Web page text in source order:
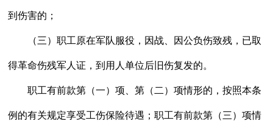
到伤害的；
（三）职工原在军队服役，因战、因公负伤致残，已取
得革命伤残军人证，到用人单位后旧伤复发的。
职工有前款第（一）项、第（二）项情形的，按照本条
例的有关规定享受工伤保险待遇；职工有前款第（三）项情